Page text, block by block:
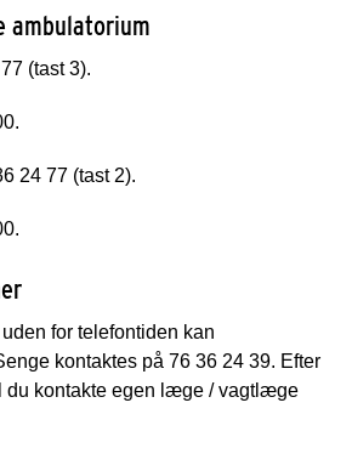
ambulatorium
(tast 3).
24 77 (tast 2).
for telefontiden kan
kontaktes på 76 36 24 39. Efter
du kontakte egen læge / vagtlæge